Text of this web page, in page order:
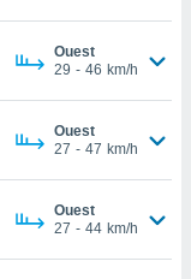
Ouest
29 - 46 km/h
Ouest
27 - 47 km/h
Ouest
27 - 44 km/h